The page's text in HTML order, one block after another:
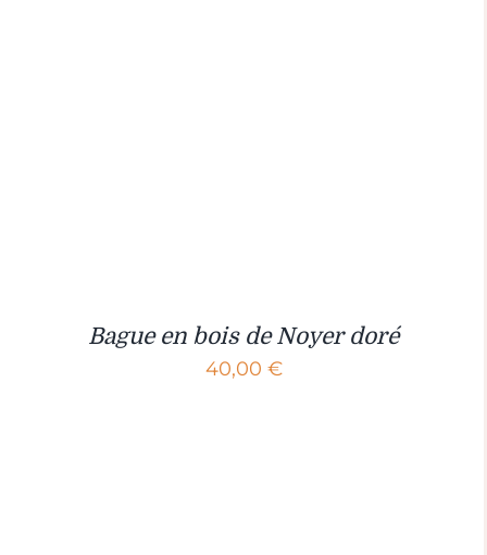
Bague en bois de Noyer doré
40,00 €